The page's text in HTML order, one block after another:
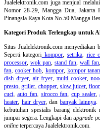
Jualelektronik.com juga menjual
Nomor 28-29, Mangga Dua, Jakarta
Pinangsia Raya Kota No.50 Mangga
Kategori Produk Terlengkap untuk
Situs Jualelektronik.com menyediakan
Seperti kategori kompor,setrika rice
processor ,wok pan ,stand fan ,wall fan
fan ,cooker hob kompor, kompor
dish dryer ,air fryer ,multi cooker ,
presto ,griller ,chopper ,slow juicer ,
cuci auto fan, sirocco fan ,cup sealer ,
heater hair dryer, dan banyak lainnya.
kebutuhan spesialis barang
jumpai segera. Lengkapi danupgrade
online terpercaya Jualelektronik.com.